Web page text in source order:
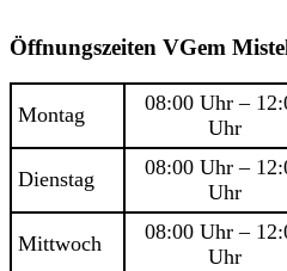
Öffnungszeiten VGem
Montag
08:00 Uhr –
Uhr
Dienstag
08:00 Uhr –
Uhr
Mittwoch
08:00 Uhr –
Uhr